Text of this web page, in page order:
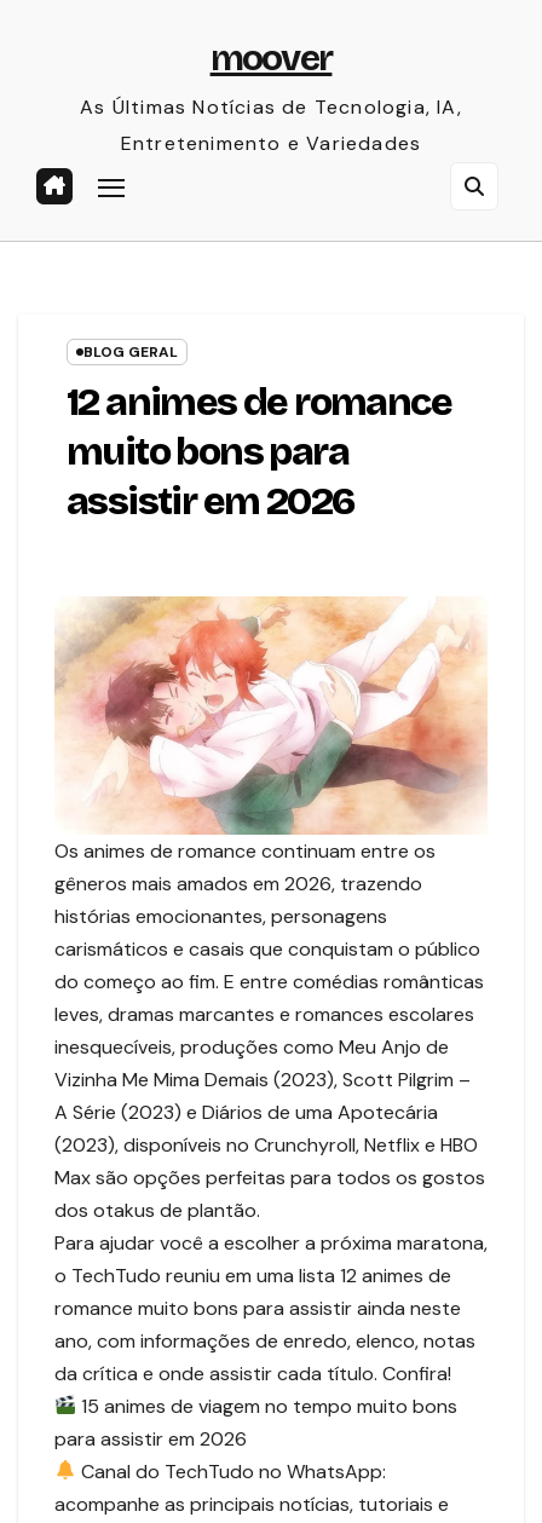
moover
As Últimas Notícias de Tecnologia, IA,
Entretenimento e Variedades
BLOG GERAL
12 animes de romance
muito bons para
assistir em 2026
Os animes de romance continuam entre os
gêneros mais amados em 2026, trazendo
histórias emocionantes, personagens
carismáticos e casais que conquistam o público
do começo ao fim. E entre comédias românticas
leves, dramas marcantes e romances escolares
inesquecíveis, produções como Meu Anjo de
Vizinha Me Mima Demais (2023), Scott Pilgrim –
A Série (2023) e Diários de uma Apotecária
(2023), disponíveis no Crunchyroll, Netflix e HBO
Max são opções perfeitas para todos os gostos
dos otakus de plantão.
Para ajudar você a escolher a próxima maratona,
o TechTudo reuniu em uma lista 12 animes de
romance muito bons para assistir ainda neste
ano, com informações de enredo, elenco, notas
da crítica e onde assistir cada título. Confira!
15 animes de viagem no tempo muito bons
para assistir em 2026
Canal do TechTudo no WhatsApp:
acompanhe as principais notícias, tutoriais e